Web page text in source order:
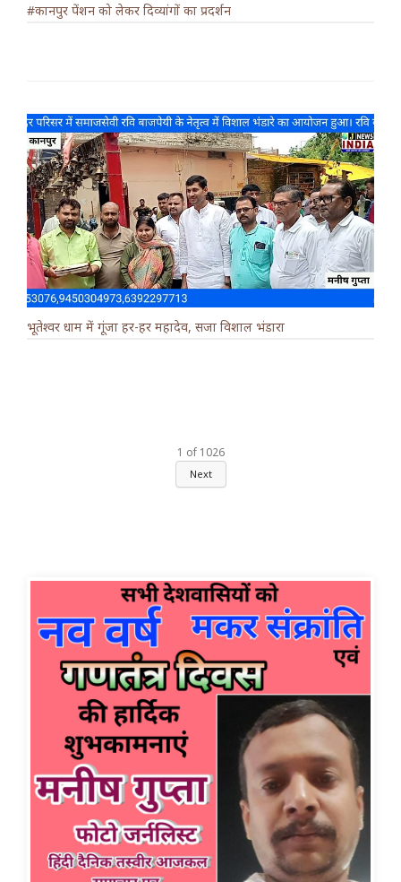
#कानपुर पेंशन को लेकर दिव्यांगों का प्रदर्शन
भूतेश्वर धाम में गूंजा हर-हर महादेव, सजा विशाल भंडारा
1 of 1026
Next